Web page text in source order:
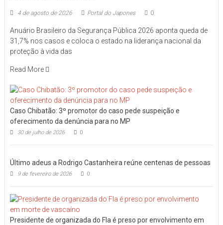
4 de agosto de 2026 Portal do Japones 0
Anuário Brasileiro da Segurança Pública 2026 aponta queda de
31,7% nos casos e coloca o estado na liderança nacional da
proteção à vida das
Read More
Caso Chibatão: 3º promotor do caso pede suspeição e
oferecimento da denúncia para no MP
30 de julho de 2026 0
Último adeus a Rodrigo Castanheira reúne centenas de pessoas
9 de fevereiro de 2026 0
Presidente de organizada do Fla é preso por envolvimento em